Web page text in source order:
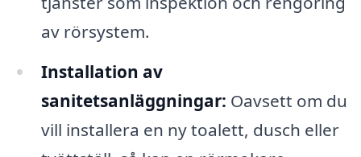
av rörsystem.
Installation av
sanitetsanläggningar: Oavsett om du
vill installera en ny toalett, dusch eller